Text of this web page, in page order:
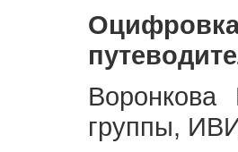
Воронкова
группы,